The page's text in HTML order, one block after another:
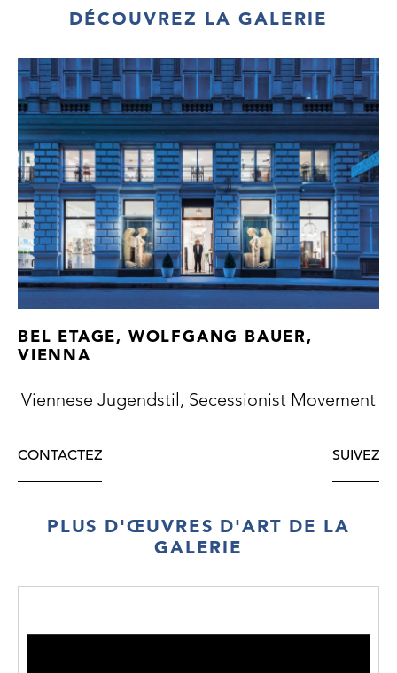
DÉCOUVREZ LA GALERIE
BEL ETAGE, WOLFGANG BAUER,
VIENNA
Viennese Jugendstil, Secessionist Movement
CONTACTEZ SUIVEZ
PLUS D'ŒUVRES D'ART DE LA
GALERIE